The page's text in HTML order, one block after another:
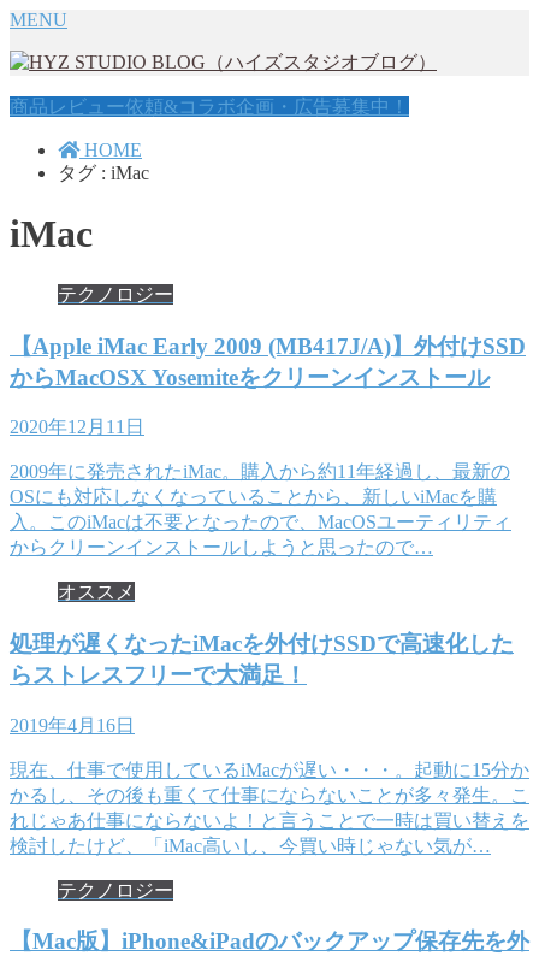
MENU
商品レビュー依頼&コラボ企画・広告募集中！
HOME
タグ : iMac
iMac
テクノロジー
【Apple iMac Early 2009 (MB417J/A)】外付けSSD
からMacOSX Yosemiteをクリーンインストール
2020年12月11日
2009年に発売されたiMac。購入から約11年経過し、最新の
OSにも対応しなくなっていることから、新しいiMacを購
入。このiMacは不要となったので、MacOSユーティリティ
からクリーンインストールしようと思ったので…
オススメ
処理が遅くなったiMacを外付けSSDで高速化した
らストレスフリーで大満足！
2019年4月16日
現在、仕事で使用しているiMacが遅い・・・。起動に15分か
かるし、その後も重くて仕事にならないことが多々発生。こ
れじゃあ仕事にならないよ！と言うことで一時は買い替えを
検討したけど、「iMac高いし、今買い時じゃない気が…
テクノロジー
【Mac版】iPhone&iPadのバックアップ保存先を外